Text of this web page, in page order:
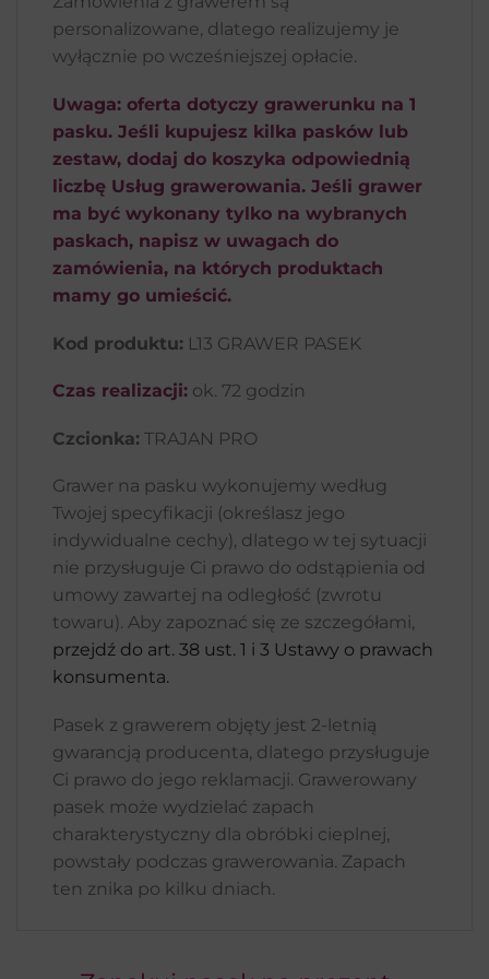
personalizowane, dlatego realizujemy je
wyłącznie po wcześniejszej opłacie.
Uwaga: oferta dotyczy grawerunku na 1
pasku. Jeśli kupujesz kilka pasków lub
zestaw, dodaj do koszyka odpowiednią
liczbę Usług grawerowania. Jeśli grawer
ma być wykonany tylko na wybranych
paskach, napisz w uwagach do
zamówienia, na których produktach
mamy go umieścić.
Kod produktu: L13 GRAWER PASEK
Czas realizacji: ok. 72 godzin
Czcionka: TRAJAN PRO
Grawer na pasku wykonujemy według
Twojej specyfikacji (określasz jego
indywidualne cechy), dlatego w tej sytuacji
nie przysługuje Ci prawo do odstąpienia od
umowy zawartej na odległość (zwrotu
towaru). Aby zapoznać się ze szczegółami,
przejdź do art. 38 ust. 1 i 3 Ustawy o prawach
konsumenta.
Pasek z grawerem objęty jest 2-letnią
gwarancją producenta, dlatego przysługuje
Ci prawo do jego reklamacji. Grawerowany
pasek może wydzielać zapach
charakterystyczny dla obróbki cieplnej,
powstały podczas grawerowania. Zapach
ten znika po kilku dniach.